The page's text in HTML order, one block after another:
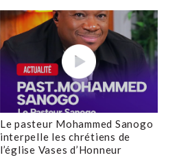
Le pasteur Mohammed Sanogo
interpelle les chrétiens de
l’église Vases d’Honneur